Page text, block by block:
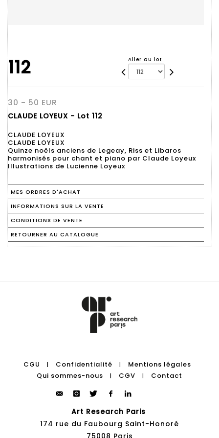
112 Aller au lot
30 - 50 EUR
CLAUDE LOYEUX - Lot 112
CLAUDE LOYEUX
CLAUDE LOYEUX
Quinze noëls anciens de Legeay, Riss et Libaros
harmonisés pour chant et piano par Claude Loyeux
Illustrations de Lucienne Loyeux
MES ORDRES D'ACHAT
INFORMATIONS SUR LA VENTE
CONDITIONS DE VENTE
RETOURNER AU CATALOGUE
CGU | Confidentialité |
Mentions légales
Qui sommes-nous
| CGV | Contact
Art Research Paris
174 rue du Faubourg Saint-Honoré
75008 Paris